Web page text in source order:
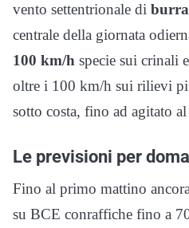
vento settentrionale di
centrale della giornata
100 km/h specie sui crinali
oltre i 100 km/h sui rilievi
sotto costa, fino ad agitato
Le previsioni per
Fino al primo mattino
su BCE conraffiche fino a